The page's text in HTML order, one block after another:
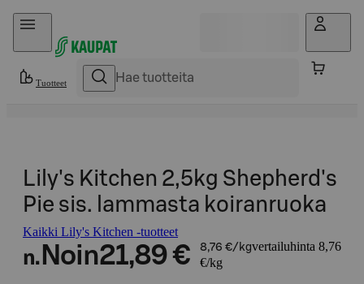
Hyppää sisältöön
Tuotteet
Lily's Kitchen 2,5kg Shepherd's
Pie sis. lammasta koiranruoka
Kaikki Lily's Kitchen -tuotteet
n. Noin21,89 € 8,76 €/kgvertailuhinta 8,76
€/kg